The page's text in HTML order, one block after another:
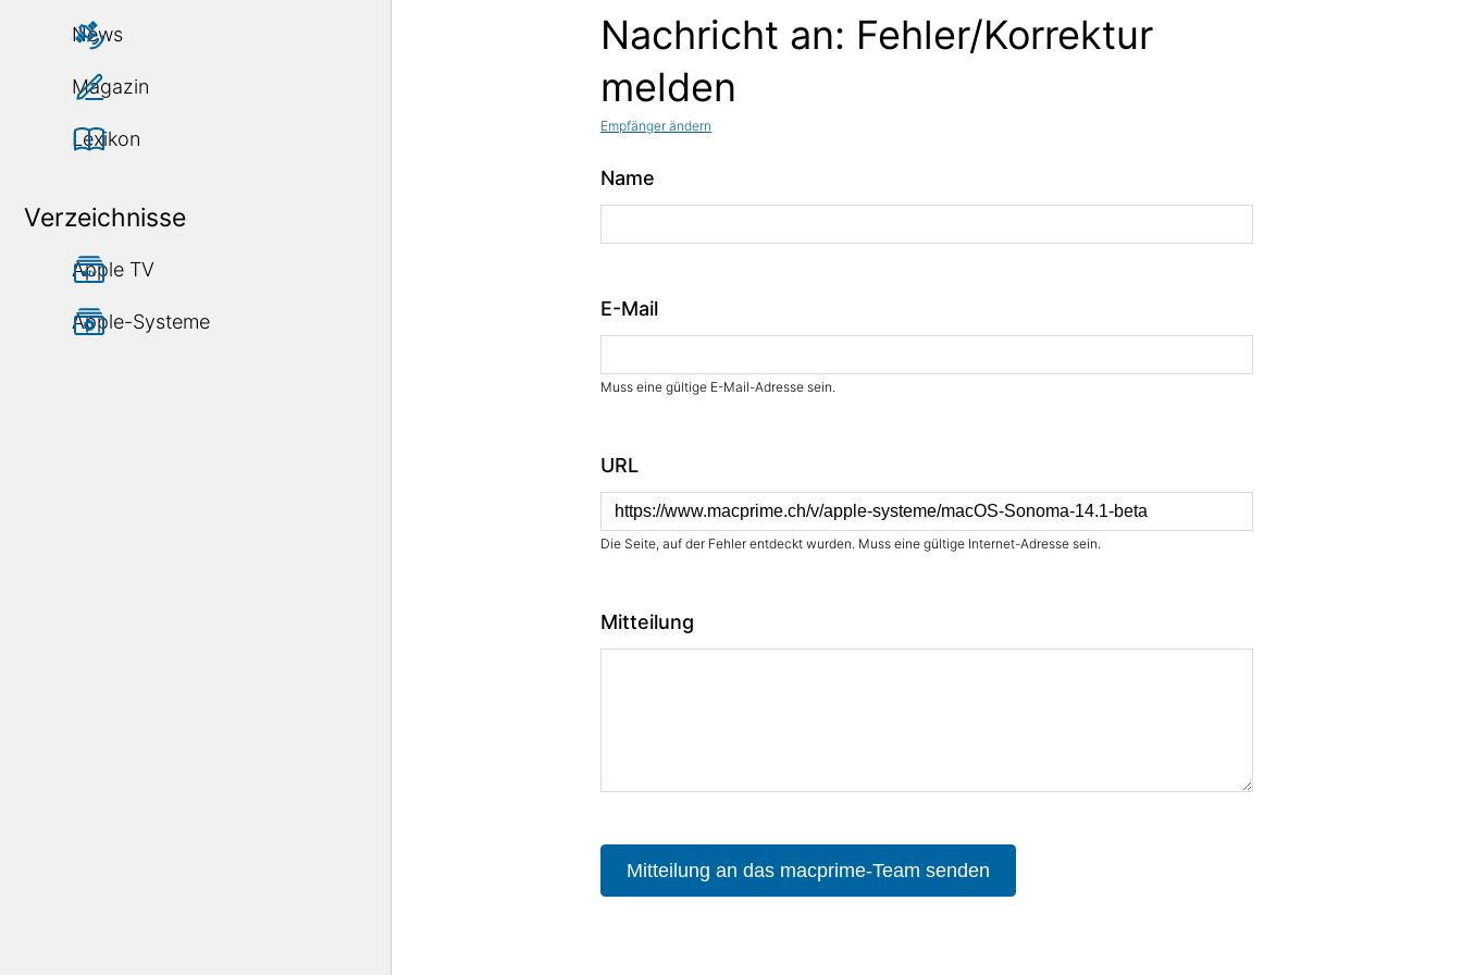
News
Magazin
Lexikon
Verzeichnisse
Apple TV
Apple-Systeme
Nachricht an: Fehler/Korrektur
melden
Empfänger ändern
Name
E-Mail
Muss eine gültige E-Mail-Adresse sein.
URL
Die Seite, auf der Fehler entdeckt wurden. Muss eine gültige Internet-Adresse sein.
Mitteilung
Mitteilung an das macprime-Team senden